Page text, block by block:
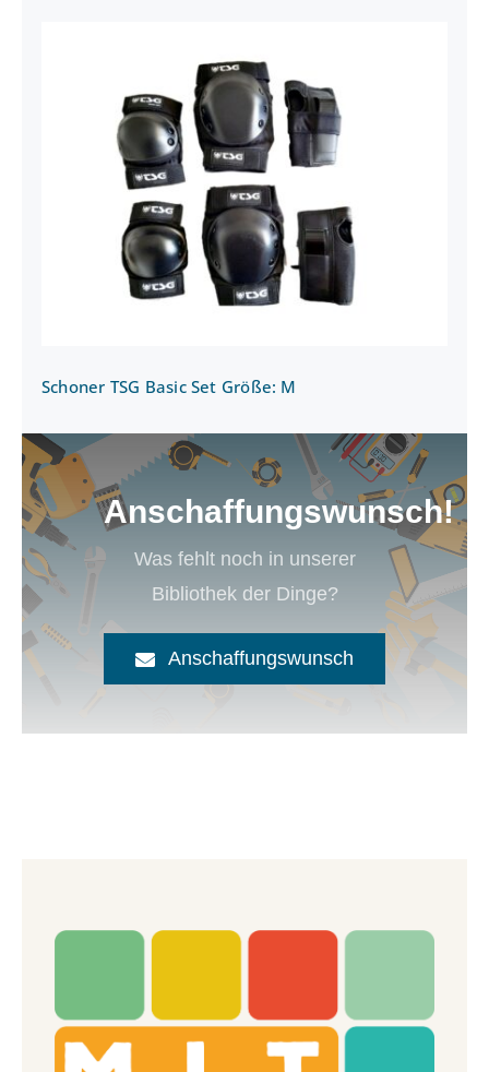
Schoner TSG Basic Set Größe: M
Schoner TSG Basic Set Größe: M
Anschaffungswunsch!
Was fehlt noch in unserer
Bibliothek der Dinge?
Anschaffungswunsch